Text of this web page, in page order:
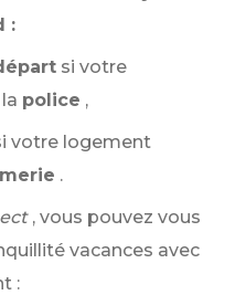
:
si votre
police ,
votre logement
.
, vous pouvez vous
vacances avec
: